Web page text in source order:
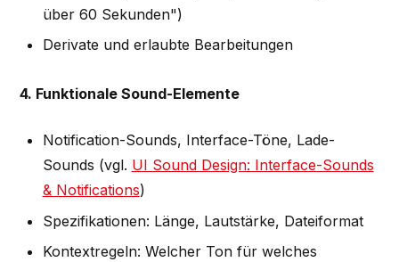
über 60 Sekunden")
Derivate und erlaubte Bearbeitungen
4. Funktionale Sound-Elemente
Notification-Sounds, Interface-Töne, Lade-
Sounds (vgl. UI Sound Design: Interface-Sounds
& Notifications)
Spezifikationen: Länge, Lautstärke, Dateiformat
Kontextregeln: Welcher Ton für welches